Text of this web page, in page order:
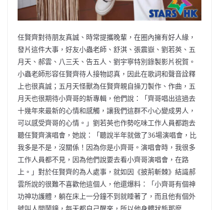
任賢齊對待朋友真誠、時常提攜晚輩，在圈內擁有好人緣，
發片這件大事，好友小蟲老師、舒淇、張震嶽、劉若英、五
月天、郝雲、八三夭、告五人、劉宇寧特別錄製影片祝賀。
小蟲老師形容任賢齊待人接物認真，因此在歌詞和聲音詮釋
上也很真誠；五月天怪獸為任賢齊親自操刀製作、作曲，五
月天也很期待小齊哥的新專輯，他們說：「齊哥唱出這過去
十幾年來最新的心情和感觸，讓我們這群不小心變成男人，
可以感受齊哥的心情。」劉若英也作勢吃味工作人員都跑去
聽任賢齊演唱會，她說：「聽說半年就做了36場演唱會，比
我多是不是，沒關係！因為你是小齊哥。演唱會時，我很多
工作人員都不見，因為他們說要去看小齊哥演唱會，在路
上。」對於任賢齊的為人處事，就如因《披荊斬棘》結識郝
雲所說的很難不喜歡他這個人，他還爆料：「小齊哥有個神
功神功護體，躺在床上一分鐘不到就睡著了，而且他有個外